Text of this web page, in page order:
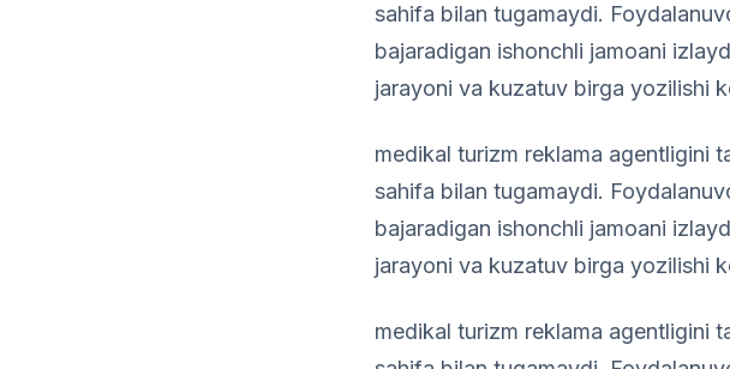
sahifa bilan tugamaydi.
bajaradigan ishonchli jamoani
jarayoni va kuzatuv birga yozilishi
medikal turizm reklama agentligini
sahifa bilan tugamaydi.
bajaradigan ishonchli jamoani
jarayoni va kuzatuv birga yozilishi
medikal turizm reklama agentligini